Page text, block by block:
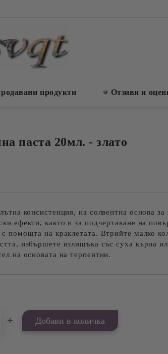
продукти Отзиви и
паста 20мл. - злато
консистенция, на солвентна основа
ефекти, както и за подчертаване на
помощта на краклетата. Втрийте малко
избършете излишъка със суха кърпа
на основата на терпентин.